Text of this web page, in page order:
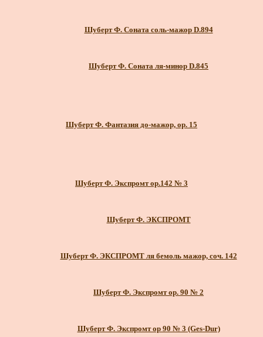
Шуберт Ф. Соната соль-мажор D.894
Шуберт Ф. Соната ля-минор D.845
Шуберт Ф. Фантазия до-мажор, ор. 15
Шуберт Ф. Экспромт op.142 № 3
Шуберт Ф. ЭКСПРОМТ
Шуберт Ф. ЭКСПРОМТ ля бемоль мажор, соч. 142
Шуберт Ф. Экспромт ор. 90 № 2
Шуберт Ф. Экспромт ор 90 № 3 (Ges-Dur)